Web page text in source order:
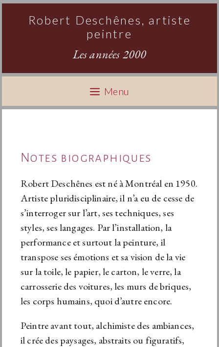
Robert Deschênes, artiste
peintre
Les années 2000
Menu
Notes biographiques
Robert Deschênes est né à Montréal en 1950.
Artiste pluridisciplinaire, iln’a eu de cesse de
s’interroger sur l’art, ses techniques, ses
styles, ses langages. Par l’installation, la
performance et surtout la peinture, il
transpose ses émotions et sa vision de la vie
sur la toile, le papier, le carton, le verre, la
carrosserie des voitures, les murs de briques,
les corps humains, quoi d’autre encore.
Peintre avant tout, alchimiste des ambiances,
il crée des paysages, abstraits ou figuratifs,